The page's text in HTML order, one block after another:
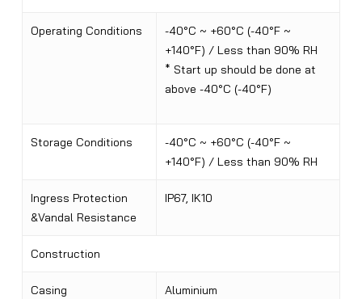
Operating Conditions
-40°C ~ +60°C (-40°F ~
+140°F) / Less than 90% RH
* Start up should be done at
above -40°C (-40°F)
Storage Conditions
-40°C ~ +60°C (-40°F ~
+140°F) / Less than 90% RH
Ingress Protection
&Vandal Resistance
IP67, IK10
Construction
Casing Aluminium